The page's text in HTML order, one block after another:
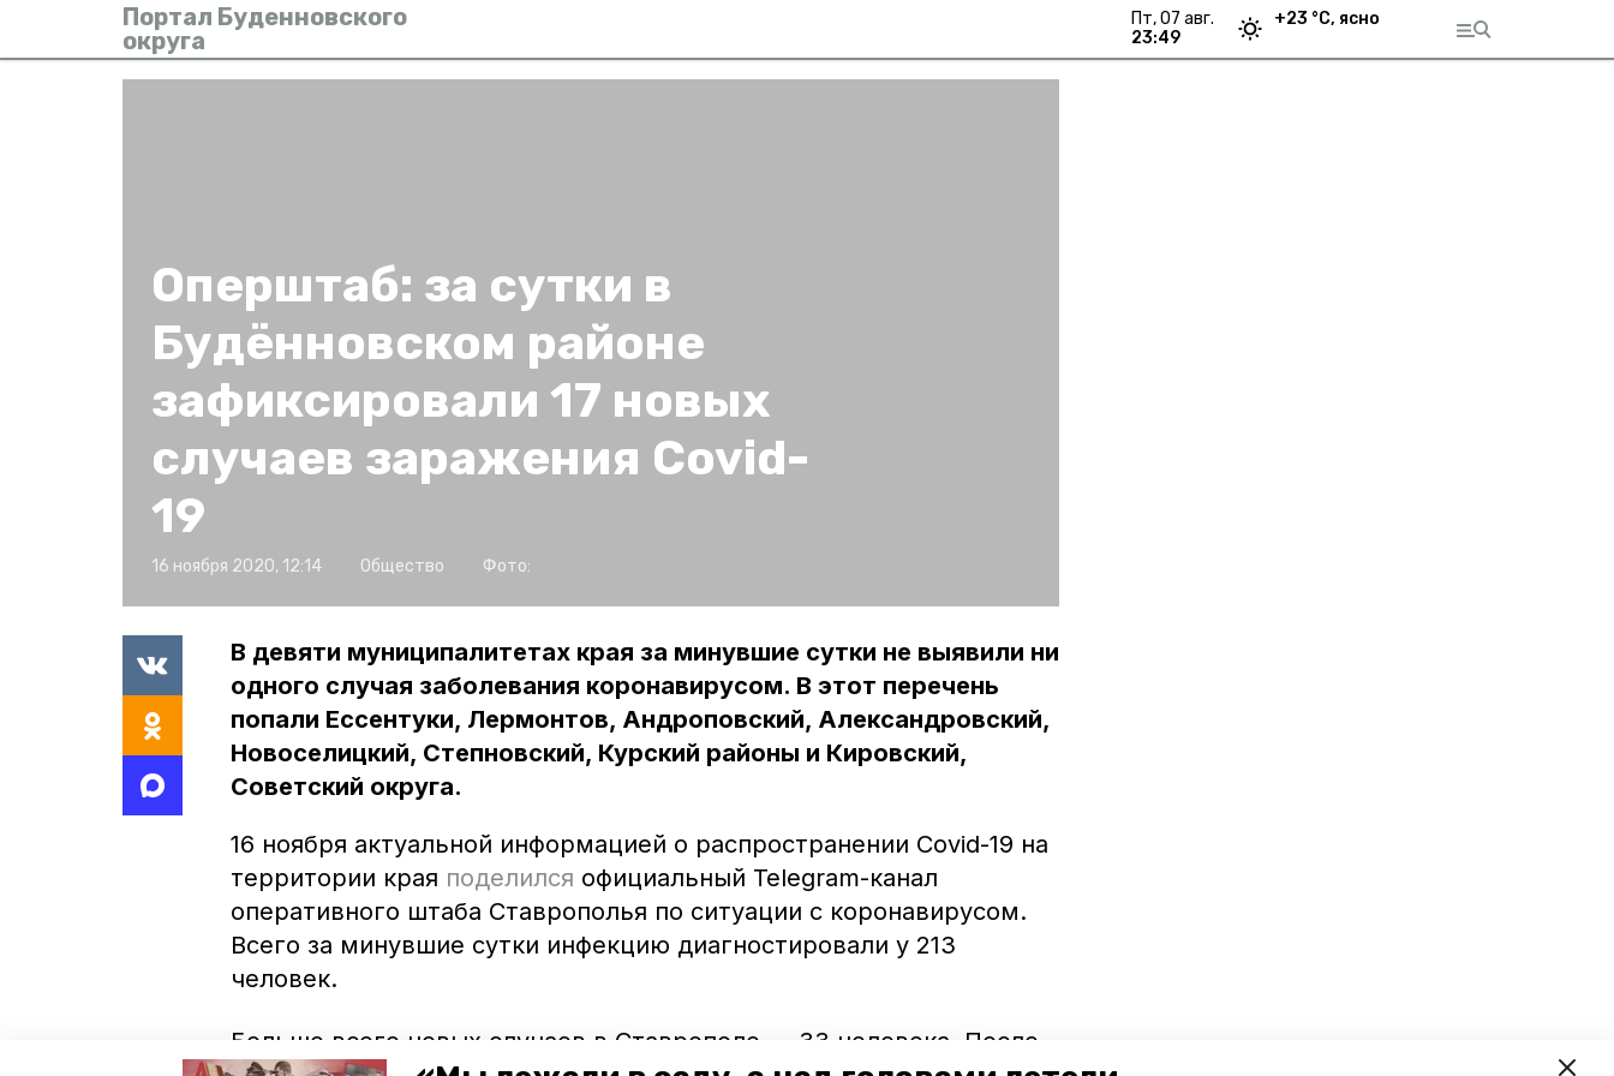
Портал Буденновского
округа
пт, 07 авг.
23:49
+23 °С, ясно
Оперштаб: за сутки в
Будённовском районе
зафиксировали 17 новых
случаев заражения Covid-
19
16 ноября 2020, 12:14 Общество Фото:
В девяти муниципалитетах края за минувшие сутки не выявили ни
одного случая заболевания коронавирусом. В этот перечень
попали Ессентуки, Лермонтов, Андроповский, Александровский,
Новоселицкий, Степновский, Курский районы и Кировский,
Советский округа.
16 ноября актуальной информацией о распространении Covid-19 на
территории края поделился официальный Telegram-канал
оперативного штаба Ставрополья по ситуации с коронавирусом.
Всего за минувшие сутки инфекцию диагностировали у 213
человек.
Больше всего новых случаев в Ставрополе — 33 человека. После